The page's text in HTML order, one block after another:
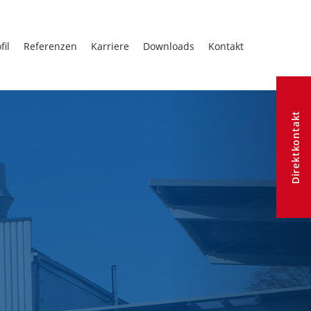
Direktkontakt
Referenzen Karriere Downloads Kontakt